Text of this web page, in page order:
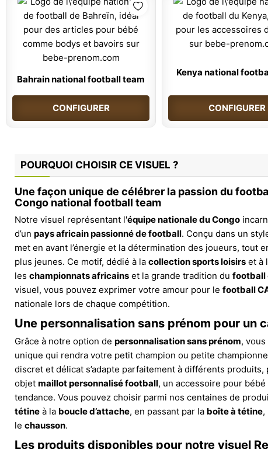
Bahrain national football team
CONFIGURER
Kenya national
CONFIGURER
POURQUOI CHOISIR CE VISUEL ?
Une façon unique de célébrer la passion du
Congo national football team
Notre visuel représentant l'équipe nationale du Congo
d’un pays africain passionné de football. Conçu dans un
met en avant l’énergie et la détermination des joueurs, tout
plus jeunes. Ce motif, dédié à la collection sports loisirs et à
les championnats africains et la grande tradition du football
visuel, vous pouvez exprimer votre amour pour le football
nationale lors de chaque compétition.
Une personnalisation sans prénom pour un
Grâce à notre option de personnalisation sans prénom,
unique qui rendra votre petit champion ou petite
discret et délicat s’adapte parfaitement à différents
objet maillot personnalisé football, un accessoire pour
tendance. Vous pouvez choisir parmi nos centaines de
tétine à la boucle d’attache, en passant par la boîte à tétine,
le chausson.
Les produits disponibles pour notre visuel